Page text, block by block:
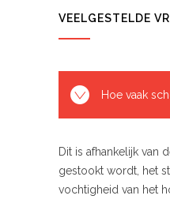
VEELGESTELDE
Hoe vaak
Dit is afhankelijk van
gestookt wordt, het
vochtigheid van het